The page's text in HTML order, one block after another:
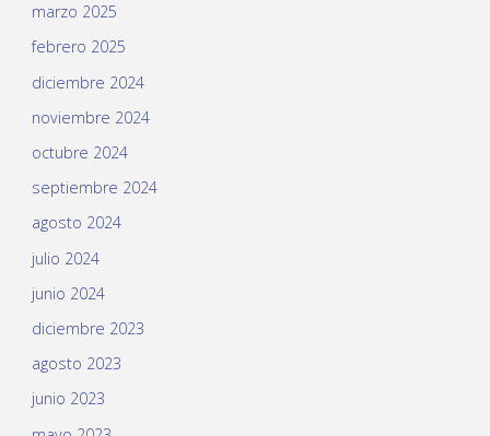
marzo 2025
febrero 2025
diciembre 2024
noviembre 2024
octubre 2024
septiembre 2024
agosto 2024
julio 2024
junio 2024
diciembre 2023
agosto 2023
junio 2023